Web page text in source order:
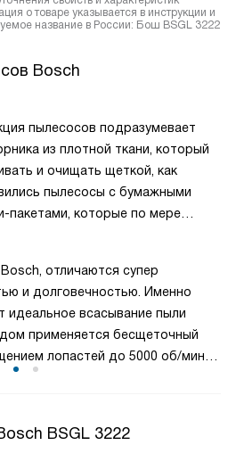
о товаре указывается в инструкции и
название в России: Бош BSGL 3222
Bosch
пылесосов подразумевает
из плотной ткани, который
и очищать щеткой, как
пылесосы с бумажными
которые по мере
а заменяются. Это самая
конструкция.
отличаются супер
и долговечностью. Именно
идеальное всасывание пыли
применяется бесщеточный
лопастей до 5000 об/мин
BSGL 3222